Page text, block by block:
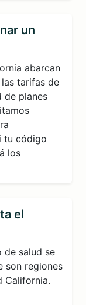
un
abarcan
tarifas de
de planes
tu código
los
el
de salud se
son regiones
California.